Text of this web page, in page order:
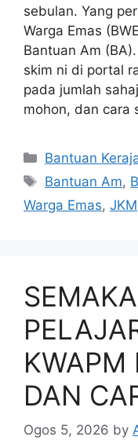
sebulan. Yang
Warga Emas
Bantuan Am
skim ni di portal
pada jumlah
mohon, dan cara
Categories
Bantuan
Tags
Bantuan Am,
Warga Emas, JKM
KWAPM
DAN
Ogos 5, 2026 by